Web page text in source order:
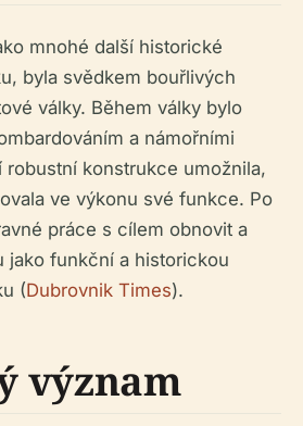
mnohé další historické
byla svědkem bouřlivých
války. Během války bylo
a námořními
robustní konstrukce umožnila,
ve výkonu své funkce. Po
práce s cílem obnovit a
jako funkční a historickou
(Dubrovnik Times).
význam